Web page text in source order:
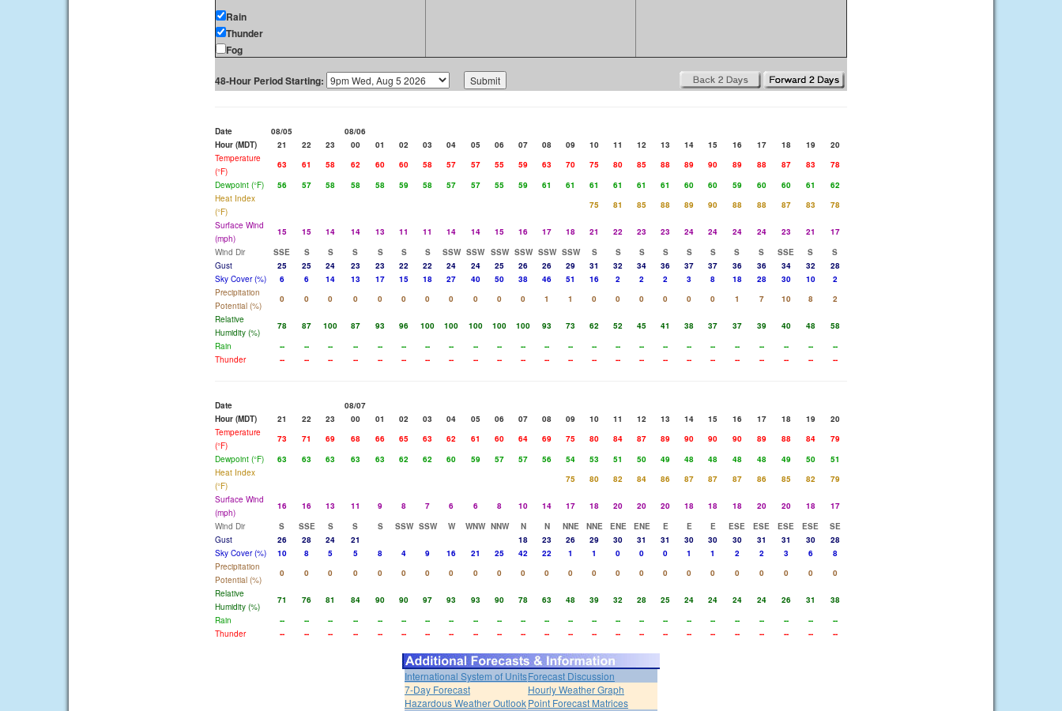
Rain
Thunder
Fog
48-Hour Period Starting:
Date 08/05
08/06
Hour (MDT)
21 22 23 00 01 02 03 04 05 06 07 08 09 10 11 12 13 14 15 16 17 18 19
20
Temperature
(°F)
63 61 58 62 60 60 58 57 57 55 59 63 70 75 80 85 88 89 90 89 88 87 83
78
Dewpoint (°F)
56 57 58 58 58 59 58 57 57 55 59 61 61 61 61 61 61 60 60 59 60 60 61
62
Heat Index
(°F)
75 81 85 88 89 90 88 88 87 83
78
Surface Wind
(mph)
15 15 14 14 13 11 11 14 14 15 16 17 18 21 22 23 23 24 24 24 24 23 21
17
Wind Dir
SSE S S S S S S SSW SSW SSW SSW SSW SSW S S S S S S S S SSE S
S
Gust
25 25 24 23 23 22 22 24 24 25 26 26 29 31 32 34 36 37 37 36 36 34 32
28
Sky Cover (%)
6 6 14 13 17 15 18 27 40 50 38 46 51 16 2 2 2 3 8 18 28 30 10
2
Precipitation
Potential (%)
0 0 0 0 0 0 0 0 0 0 0 1 1 0 0 0 0 0 0 1 7 10 8
2
Relative
Humidity (%)
78 87 100 87 93 96 100 100 100 100 100 93 73 62 52 45 41 38 37 37 39 40 48
58
Rain
-- -- -- -- -- -- -- -- -- -- -- -- -- -- -- -- -- -- -- -- -- -- --
--
Thunder
-- -- -- -- -- -- -- -- -- -- -- -- -- -- -- -- -- -- -- -- -- -- -- --
Date
08/07
Hour (MDT)
21 22 23 00 01 02 03 04 05 06 07 08 09 10 11 12 13 14 15 16 17 18 19
20
Temperature
(°F)
73 71 69 68 66 65 63 62 61 60 64 69 75 80 84 87 89 90 90 90 89 88 84
79
Dewpoint (°F)
63 63 63 63 63 62 62 60 59 57 57 56 54 53 51 50 49 48 48 48 48 49 50
51
Heat Index
(°F)
75 80 82 84 86 87 87 87 86 85 82
79
Surface Wind
(mph)
16 16 13 11 9 8 7 6 6 8 10 14 17 18 20 20 20 18 18 18 20 20 18
17
Wind Dir
S SSE S S S SSW SSW W WNW NNW N N NNE NNE ENE ENE E E E ESE ESE ESE ESE
SE
Gust
26 28 24 21 18 23 26 29 30 31 31 30 30 30 31 31 30
28
Sky Cover (%)
10 8 5 5 8 4 9 16 21 25 42 22 1 1 0 0 0 1 1 2 2 3 6
8
Precipitation
Potential (%)
0 0 0 0 0 0 0 0 0 0 0 0 0 0 0 0 0 0 0 0 0 0 0
0
Relative
Humidity (%)
71 76 81 84 90 90 97 93 93 90 78 63 48 39 32 28 25 24 24 24 24 26 31
38
Rain
-- -- -- -- -- -- -- -- -- -- -- -- -- -- -- -- -- -- -- -- -- -- --
--
Thunder
-- -- -- -- -- -- -- -- -- -- -- -- -- -- -- -- -- -- -- -- -- -- -- --
International System of UnitsForecast Discussion
7-Day Forecast
Hourly Weather Graph
Hazardous Weather OutlookPoint Forecast Matrices